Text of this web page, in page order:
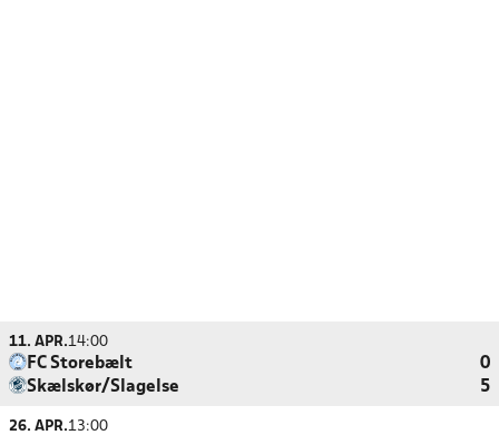
11. APR.14:00
FC Storebælt
0
Skælskør/Slagelse
5
26. APR.13:00